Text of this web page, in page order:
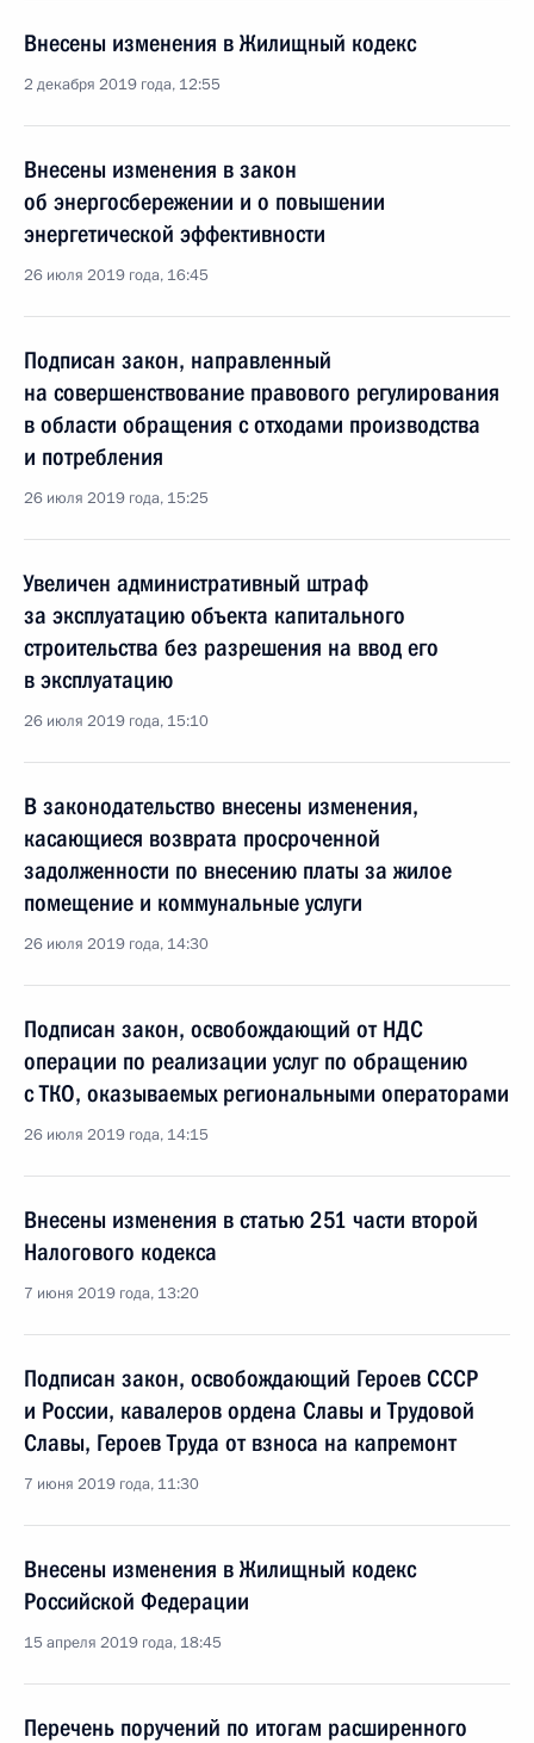
Внесены изменения в Жилищный кодекс
2 декабря 2019 года, 12:55
Внесены изменения в закон
об энергосбережении и о повышении
энергетической эффективности
26 июля 2019 года, 16:45
Подписан закон, направленный
на совершенствование правового регулирования
в области обращения с отходами производства
и потребления
26 июля 2019 года, 15:25
Увеличен административный штраф
за эксплуатацию объекта капитального
строительства без разрешения на ввод его
в эксплуатацию
26 июля 2019 года, 15:10
В законодательство внесены изменения,
касающиеся возврата просроченной
задолженности по внесению платы за жилое
помещение и коммунальные услуги
26 июля 2019 года, 14:30
Подписан закон, освобождающий от НДС
операции по реализации услуг по обращению
с ТКО, оказываемых региональными операторами
26 июля 2019 года, 14:15
Внесены изменения в статью 251 части второй
Налогового кодекса
7 июня 2019 года, 13:20
Подписан закон, освобождающий Героев СССР
и России, кавалеров ордена Славы и Трудовой
Славы, Героев Труда от взноса на капремонт
7 июня 2019 года, 11:30
Внесены изменения в Жилищный кодекс
Российской Федерации
15 апреля 2019 года, 18:45
Перечень поручений по итогам расширенного